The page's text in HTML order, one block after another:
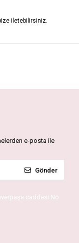
iletebilirsiniz.
e-posta ile
Gönder
caddesi No